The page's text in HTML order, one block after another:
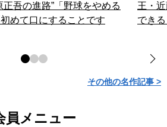
吾の進路”「野球をやめる
めて口にすることです
王・
でき
その他の名作記事 >
員メニュー